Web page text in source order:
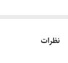
نظرات